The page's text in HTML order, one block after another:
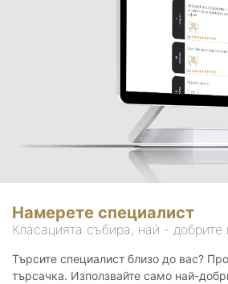
Намерете специалист
Класацията събира, най -
Търсите специалист близо до вас?
търсачка. Използвайте само най-